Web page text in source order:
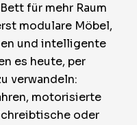
für mehr Raum
modulare Möbel,
und intelligente
es heute, per
verwandeln:
motorisierte
oder